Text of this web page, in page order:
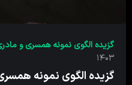
گزیده الگوی نمونه همسری و
۱۴۰۳
گزیده الگوی نمونه